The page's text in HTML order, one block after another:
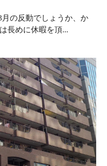
の反動でしょうか、か
長めに休暇を頂...